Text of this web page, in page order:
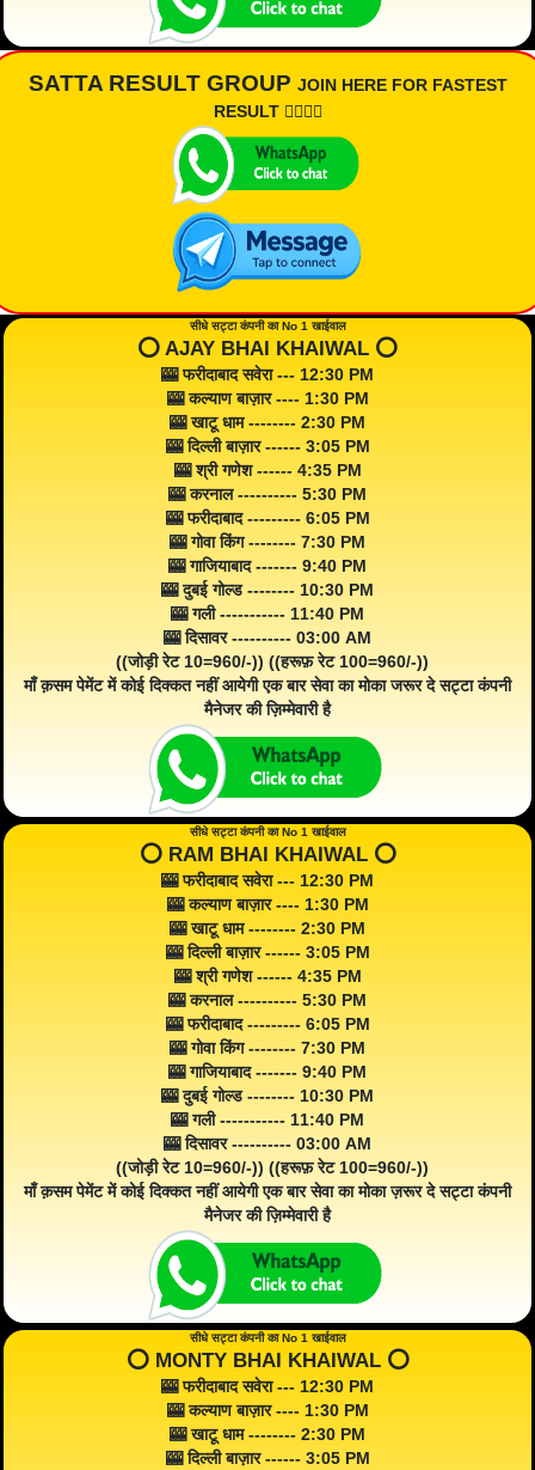
SATTA RESULT GROUP JOIN HERE FOR FASTEST
RESULT 👇🏾👇🏾
सीधे सट्टा कंपनी का No 1 खाईवाल
⭕️ AJAY BHAI KHAIWAL ⭕️
🎰 फरीदाबाद सवेरा --- 12:30 PM
🎰 कल्याण बाज़ार ---- 1:30 PM
🎰 खाटू धाम -------- 2:30 PM
🎰 दिल्ली बाज़ार ------ 3:05 PM
🎰 श्री गणेश ------ 4:35 PM
🎰 करनाल ---------- 5:30 PM
🎰 फरीदाबाद --------- 6:05 PM
🎰 गोवा किंग -------- 7:30 PM
🎰 गाजियाबाद ------- 9:40 PM
🎰 दुबई गोल्ड -------- 10:30 PM
🎰 गली ----------- 11:40 PM
🎰 दिसावर ---------- 03:00 AM
((जोड़ी रेट 10=960/-)) ((हरूफ़ रेट 100=960/-))
माँ क़सम पेमेंट में कोई दिक्कत नहीं आयेगी एक बार सेवा का मोका जरूर दे सट्टा कंपनी
मैनेजर की ज़िम्मेवारी है
सीधे सट्टा कंपनी का No 1 खाईवाल
⭕️ RAM BHAI KHAIWAL ⭕️
🎰 फरीदाबाद सवेरा --- 12:30 PM
🎰 कल्याण बाज़ार ---- 1:30 PM
🎰 खाटू धाम -------- 2:30 PM
🎰 दिल्ली बाज़ार ------ 3:05 PM
🎰 श्री गणेश ------ 4:35 PM
🎰 करनाल ---------- 5:30 PM
🎰 फरीदाबाद --------- 6:05 PM
🎰 गोवा किंग -------- 7:30 PM
🎰 गाजियाबाद ------- 9:40 PM
🎰 दुबई गोल्ड -------- 10:30 PM
🎰 गली ----------- 11:40 PM
🎰 दिसावर ---------- 03:00 AM
((जोड़ी रेट 10=960/-)) ((हरूफ़ रेट 100=960/-))
माँ क़सम पेमेंट में कोई दिक्कत नहीं आयेगी एक बार सेवा का मोका ज़रूर दे सट्टा कंपनी
मैनेजर की ज़िम्मेवारी है
सीधे सट्टा कंपनी का No 1 खाईवाल
⭕️ MONTY BHAI KHAIWAL ⭕️
🎰 फरीदाबाद सवेरा --- 12:30 PM
🎰 कल्याण बाज़ार ---- 1:30 PM
🎰 खाटू धाम -------- 2:30 PM
🎰 दिल्ली बाज़ार ------ 3:05 PM